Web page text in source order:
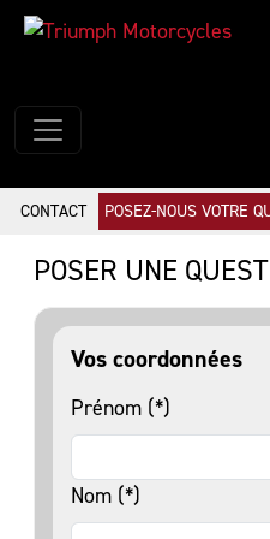
CONTACT POSEZ-NOUS VOTRE
POSER UNE
Vos coordonnées
Prénom (*)
Nom (*)